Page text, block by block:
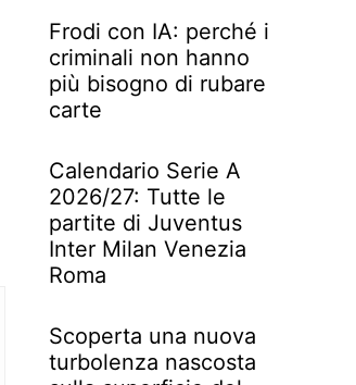
Frodi con IA: perché i
criminali non hanno
più bisogno di rubare
carte
Calendario Serie A
2026/27: Tutte le
partite di Juventus
Inter Milan Venezia
Roma
Scoperta una nuova
turbolenza nascosta